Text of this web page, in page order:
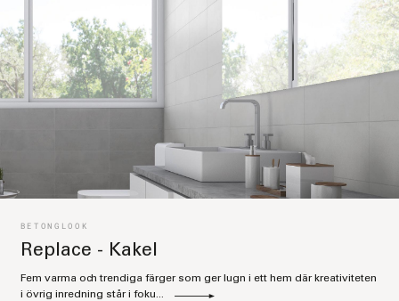
BETONGLOOK
Replace - Kakel
Fem varma och trendiga färger som ger lugn i ett hem där kreativiteten
i övrig inredning står i foku...